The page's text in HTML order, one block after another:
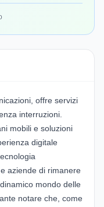
offre servizi
interruzioni.
mobili e soluzioni
digitale
aziende di rimanere
mondo delle
notare che, come